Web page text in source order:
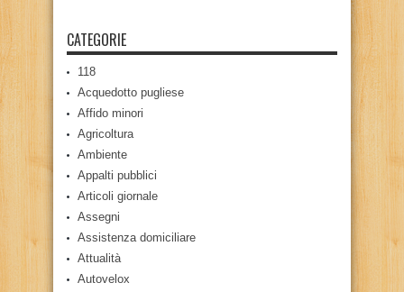
CATEGORIE
118
Acquedotto pugliese
Affido minori
Agricoltura
Ambiente
Appalti pubblici
Articoli giornale
Assegni
Assistenza domiciliare
Attualità
Autovelox